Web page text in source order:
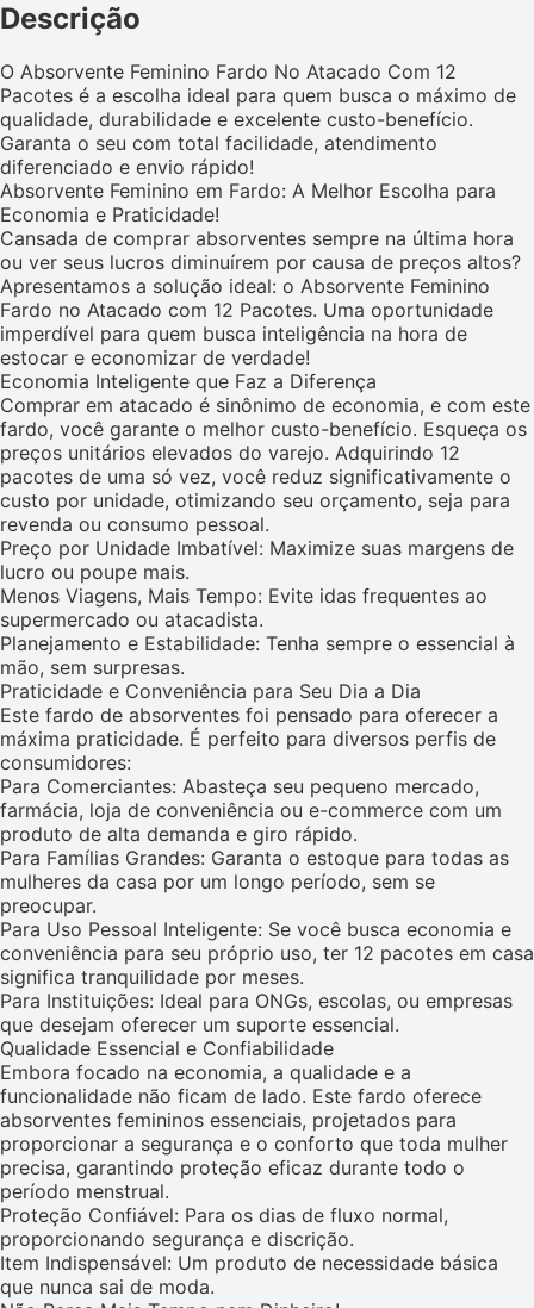
Descrição
O Absorvente Feminino Fardo No Atacado Com 12
Pacotes é a escolha ideal para quem busca o máximo de
qualidade, durabilidade e excelente custo-benefício.
Garanta o seu com total facilidade, atendimento
diferenciado e envio rápido!
Absorvente Feminino em Fardo: A Melhor Escolha para
Economia e Praticidade!
Cansada de comprar absorventes sempre na última hora
ou ver seus lucros diminuírem por causa de preços altos?
Apresentamos a solução ideal: o Absorvente Feminino
Fardo no Atacado com 12 Pacotes. Uma oportunidade
imperdível para quem busca inteligência na hora de
estocar e economizar de verdade!
Economia Inteligente que Faz a Diferença
Comprar em atacado é sinônimo de economia, e com este
fardo, você garante o melhor custo-benefício. Esqueça os
preços unitários elevados do varejo. Adquirindo 12
pacotes de uma só vez, você reduz significativamente o
custo por unidade, otimizando seu orçamento, seja para
revenda ou consumo pessoal.
Preço por Unidade Imbatível: Maximize suas margens de
lucro ou poupe mais.
Menos Viagens, Mais Tempo: Evite idas frequentes ao
supermercado ou atacadista.
Planejamento e Estabilidade: Tenha sempre o essencial à
mão, sem surpresas.
Praticidade e Conveniência para Seu Dia a Dia
Este fardo de absorventes foi pensado para oferecer a
máxima praticidade. É perfeito para diversos perfis de
consumidores:
Para Comerciantes: Abasteça seu pequeno mercado,
farmácia, loja de conveniência ou e-commerce com um
produto de alta demanda e giro rápido.
Para Famílias Grandes: Garanta o estoque para todas as
mulheres da casa por um longo período, sem se
preocupar.
Para Uso Pessoal Inteligente: Se você busca economia e
conveniência para seu próprio uso, ter 12 pacotes em casa
significa tranquilidade por meses.
Para Instituições: Ideal para ONGs, escolas, ou empresas
que desejam oferecer um suporte essencial.
Qualidade Essencial e Confiabilidade
Embora focado na economia, a qualidade e a
funcionalidade não ficam de lado. Este fardo oferece
absorventes femininos essenciais, projetados para
proporcionar a segurança e o conforto que toda mulher
precisa, garantindo proteção eficaz durante todo o
período menstrual.
Proteção Confiável: Para os dias de fluxo normal,
proporcionando segurança e discrição.
Item Indispensável: Um produto de necessidade básica
que nunca sai de moda.